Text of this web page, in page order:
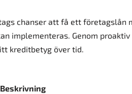
chanser att få ett företagslån
implementeras. Genom
kreditbetyg över tid.
Beskrivning